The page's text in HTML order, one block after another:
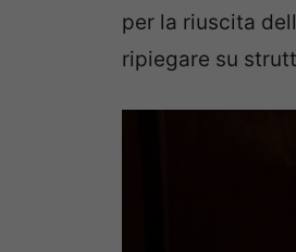
per la riuscita
ripiegare su